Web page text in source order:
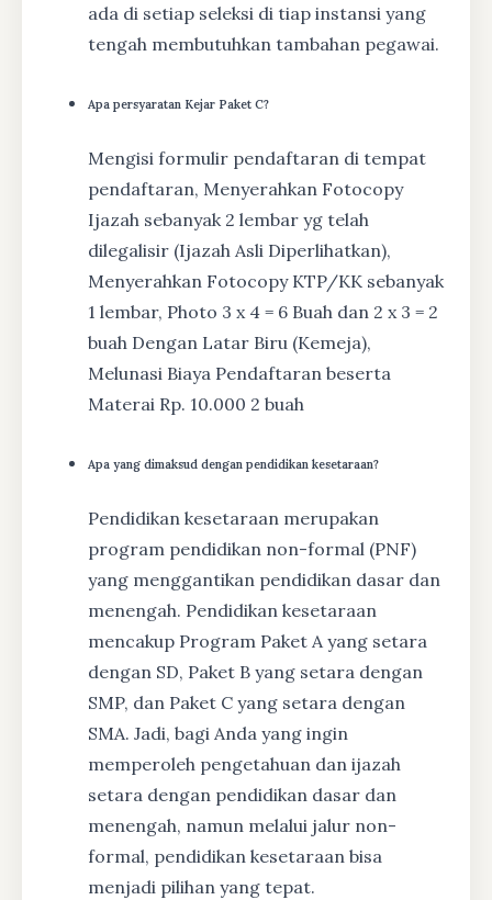
ada di setiap seleksi di tiap instansi yang
tengah membutuhkan tambahan pegawai.
Apa persyaratan Kejar Paket C?
Mengisi formulir pendaftaran di tempat
pendaftaran, Menyerahkan Fotocopy
Ijazah sebanyak 2 lembar yg telah
dilegalisir (Ijazah Asli Diperlihatkan),
Menyerahkan Fotocopy KTP/KK sebanyak
1 lembar, Photo 3 x 4 = 6 Buah dan 2 x 3 = 2
buah Dengan Latar Biru (Kemeja),
Melunasi Biaya Pendaftaran beserta
Materai Rp. 10.000 2 buah
Apa yang dimaksud dengan pendidikan kesetaraan?
Pendidikan kesetaraan merupakan
program pendidikan non-formal (PNF)
yang menggantikan pendidikan dasar dan
menengah. Pendidikan kesetaraan
mencakup Program Paket A yang setara
dengan SD, Paket B yang setara dengan
SMP, dan Paket C yang setara dengan
SMA. Jadi, bagi Anda yang ingin
memperoleh pengetahuan dan ijazah
setara dengan pendidikan dasar dan
menengah, namun melalui jalur non-
formal, pendidikan kesetaraan bisa
menjadi pilihan yang tepat.